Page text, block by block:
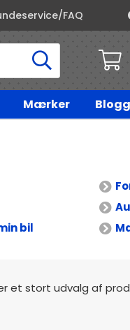
FAQ
Mærker
bil
et stort udvalg af